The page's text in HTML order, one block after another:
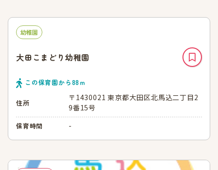
幼稚園
大田こまどり幼稚園
この保育園から88ｍ
住所
〒1430021 東京都大田区北馬込二丁目2
9番15号
保育時間 -